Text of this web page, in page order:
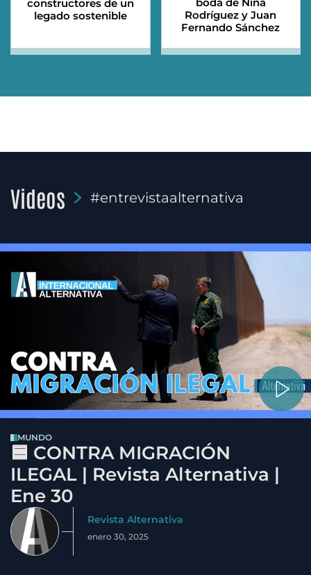
constructores de un
legado sostenible
boda de Nina
Rodríguez y Juan
Fernando Sánchez
Videos #entrevistaalternativa
MUNDO
🟦 CONTRA MIGRACIÓN
ILEGAL | Revista Alternativa |
Ene 30
Revista Alternativa
enero 30, 2025